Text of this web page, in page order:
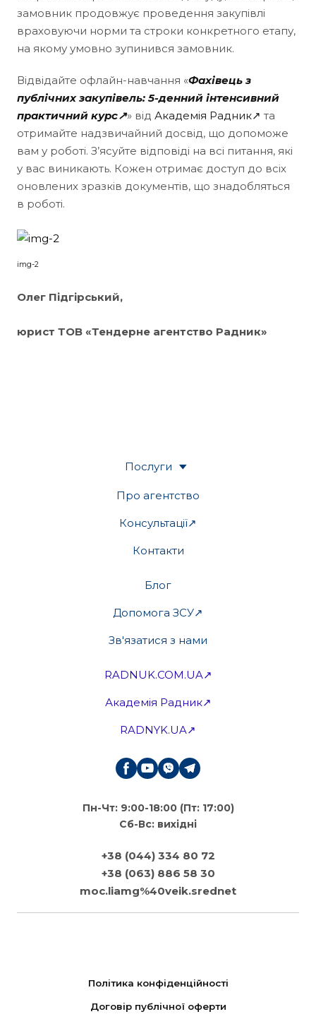
замовник продовжує проведення закупівлі
враховуючи норми та строки конкретного етапу,
на якому умовно зупинився замовник.
Відвідайте офлайн-навчання «Фахівець з
публічних закупівель: 5-денний інтенсивний
практичний курс↗» від Академія Радник↗ та
отримайте надзвичайний досвід, що допоможе
вам у роботі. З’ясуйте відповіді на всі питання, які
у вас виникають. Кожен отримає доступ до всіх
оновлених зразків документів, що знадобляться
в роботі.
img-2
Олег Підгірський,
юрист ТОВ «Тендерне агентство Радник»
Послуги
Про агентство
Консультації↗
Контакти
Блог
Допомога ЗСУ↗
Зв'язатися з нами
RADNUK.COM.UA↗
Академія Радник↗
RADNYK.UA↗
Пн-Чт: 9:00-18:00 (Пт: 17:00)
Сб-Вс: вихідні
+38 (044) 334 80 72
+38 (063) 886 58 30
moc.liamg%40veik.srednet
Політика конфіденційності
Договір публічної оферти